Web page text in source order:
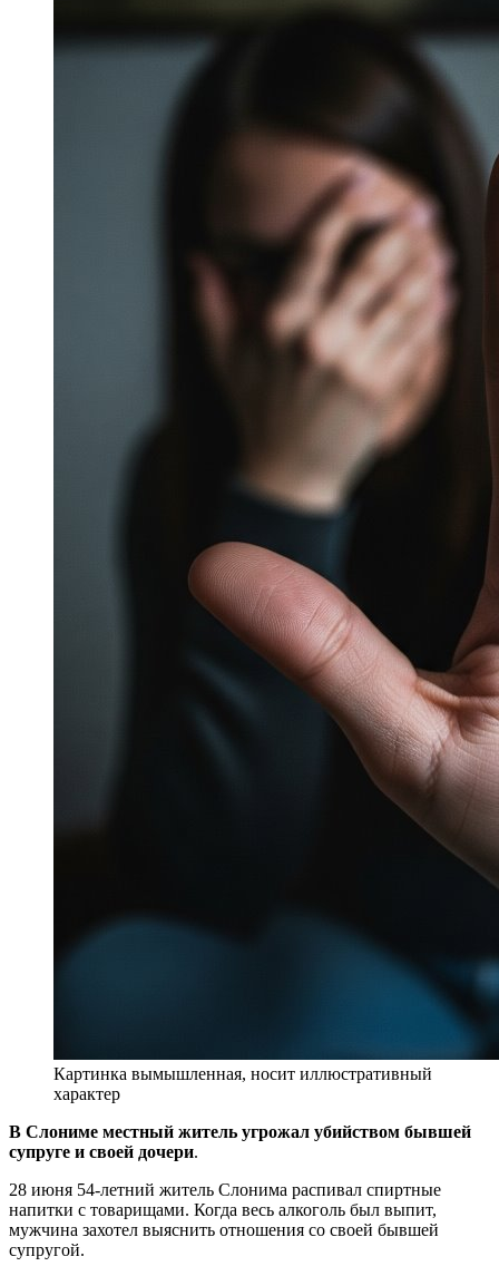
Картинка вымышленная, носит иллюстративный
характер
В Слониме местный житель угрожал убийством бывшей
супруге и своей дочери.
28 июня 54-летний житель Слонима распивал спиртные
напитки с товарищами. Когда весь алкоголь был выпит,
мужчина захотел выяснить отношения со своей бывшей
супругой.